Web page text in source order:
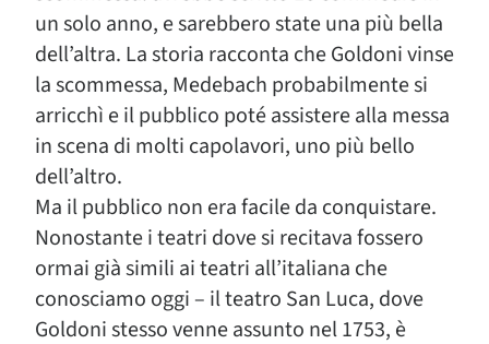
un solo anno, e sarebbero state una più bella
dell’altra. La storia racconta che Goldoni vinse
la scommessa, Medebach probabilmente si
arricchì e il pubblico poté assistere alla messa
in scena di molti capolavori, uno più bello
dell’altro.
Ma il pubblico non era facile da conquistare.
Nonostante i teatri dove si recitava fossero
ormai già simili ai teatri all’italiana che
conosciamo oggi – il teatro San Luca, dove
Goldoni stesso venne assunto nel 1753, è